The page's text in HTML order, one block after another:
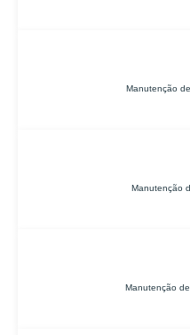
Manutenção
Manutenção
Manutenção